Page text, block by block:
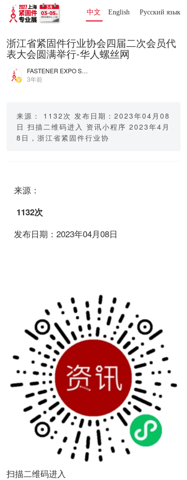
中文 English Русский язык
浙江省紧固件行业协会四届二次会员代
表大会圆满举行-华人螺丝网
FASTENER EXPO SHANGHAI
3年前
来源： 1132次 发布日期：2023年04月08
日 扫描二维码进入 资讯小程序 2023年4月
8日，浙江省紧固件行业协
来源：
1132次
发布日期：2023年04月08日
扫描二维码进入